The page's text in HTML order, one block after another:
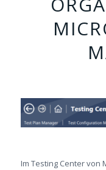
Im Testing Center von